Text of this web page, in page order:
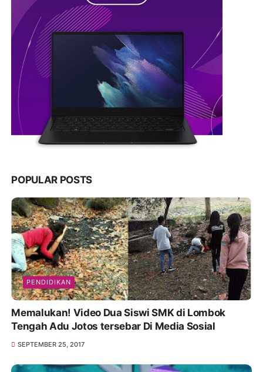
POPULAR POSTS
PENDIDIKAN
Memalukan! Video Dua Siswi SMK di Lombok
Tengah Adu Jotos tersebar Di Media Sosial
SEPTEMBER 25, 2017